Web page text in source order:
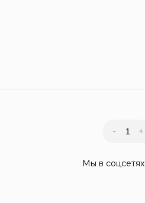
- +
Мы в соцсетях